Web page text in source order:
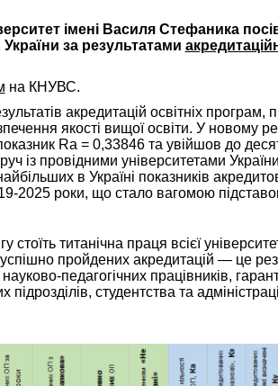
імені Василя Стефаника
за результатами
на КНУВС.
акредитацій освітніх програм,
якості вищої освіти. У новому
Ra = 0,33846 та увійшов до
із провідними університетами
в Україні показників
2025 роки, що стало вагомою
титанічна праця всієї
успішно пройдених акредитацій — це
педагогічних працівників,
студентства та